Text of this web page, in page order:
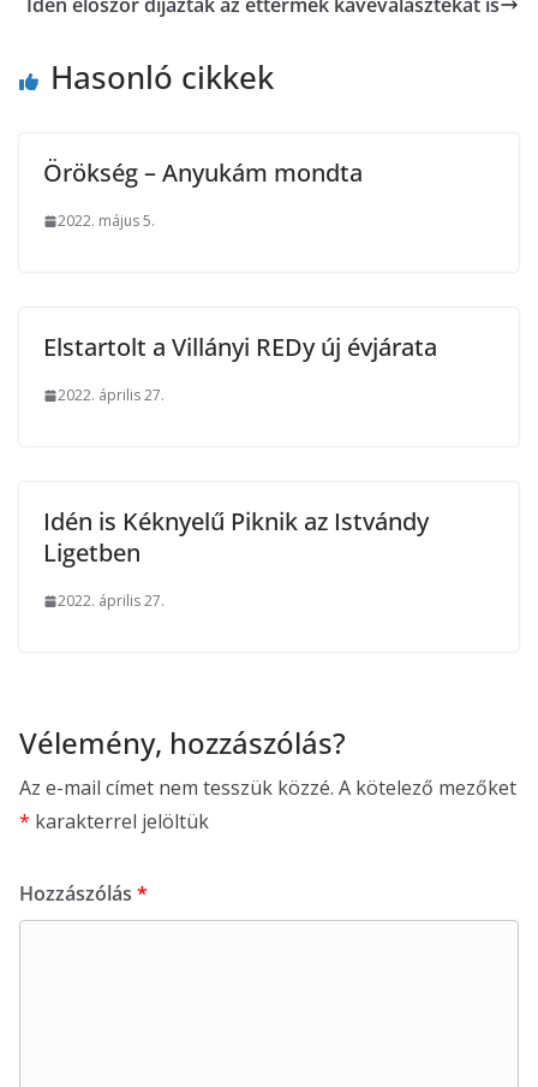
Hasonló cikkek
Örökség – Anyukám mondta
2022. május 5.
Elstartolt a Villányi REDy új évjárata
2022. április 27.
Idén is Kéknyelű Piknik az Istvándy
Ligetben
2022. április 27.
Vélemény, hozzászólás?
Az e-mail címet nem tesszük közzé. A kötelező mezőket
* karakterrel jelöltük
Hozzászólás *